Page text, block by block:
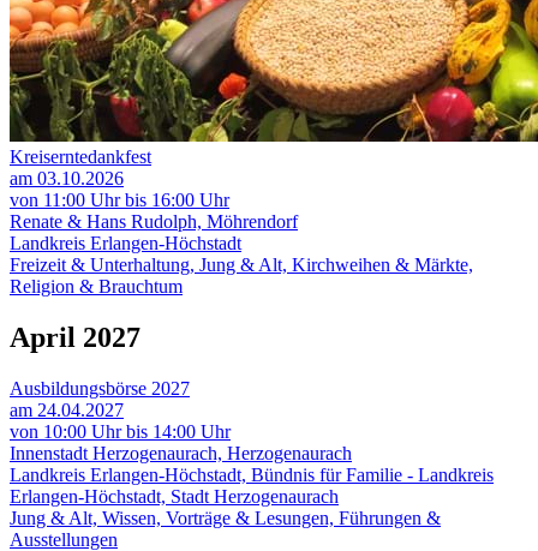
Kreiserntedankfest
am 03.10.2026
von 11:00 Uhr bis 16:00 Uhr
Renate & Hans Rudolph, Möhrendorf
Landkreis Erlangen-Höchstadt
Freizeit & Unterhaltung, Jung & Alt, Kirchweihen & Märkte,
Religion & Brauchtum
April 2027
Ausbildungsbörse 2027
am 24.04.2027
von 10:00 Uhr bis 14:00 Uhr
Innenstadt Herzogenaurach, Herzogenaurach
Landkreis Erlangen-Höchstadt, Bündnis für Familie - Landkreis
Erlangen-Höchstadt, Stadt Herzogenaurach
Jung & Alt, Wissen, Vorträge & Lesungen, Führungen &
Ausstellungen